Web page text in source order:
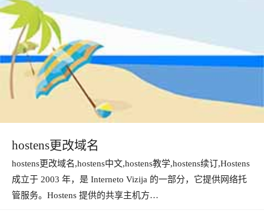
hostens更改域名
hostens更改域名,hostens中文,hostens教学,hostens续订,Hostens
成立于 2003 年，是 Interneto Vizija 的一部分，它提供网络托
管服务。Hostens 提供的共享主机方…